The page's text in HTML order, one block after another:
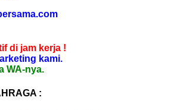
di jam kerja !
kami.
WA-nya.
: